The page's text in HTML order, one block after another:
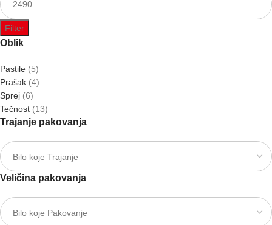
Filter
Oblik
Pastile (5)
Prašak (4)
Sprej (6)
Tečnost (13)
Trajanje pakovanja
Veličina pakovanja